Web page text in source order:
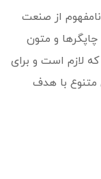
از صنعت
و متون
لازم است و برای
متنوع با هدف